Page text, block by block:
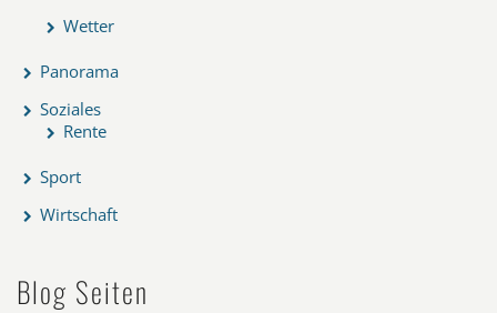
Wetter
Panorama
Soziales
Rente
Sport
Wirtschaft
Blog Seiten